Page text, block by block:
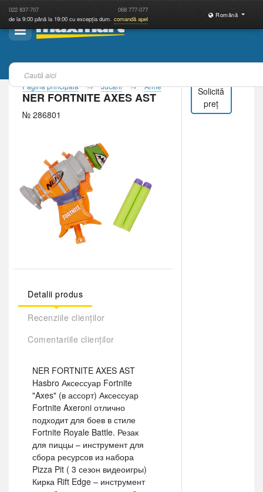
022 837-707 068 777-077
de la 9:00 până la 19:00 cu excepția dum. comandă apel
Română
Pagina principală Jucării Arme
NER FORTNITE AXES AST
№ 286801
Detalii produs
Recenziile clienților
Comentariile clienților
NER FORTNITE AXES AST
Hasbro Аксессуар Fortnite
"Axes" (в ассорт) Аксессуар
Fortnite Axeroni отлично
подходит для боев в стиле
Fortnite Royale Battle. Резак
для пиццы – инструмент для
сбора ресурсов из набора
Pizza Pit ( 3 сезон видеоигры)
Кирка Rift Edge – инструмент
Solicită
preț